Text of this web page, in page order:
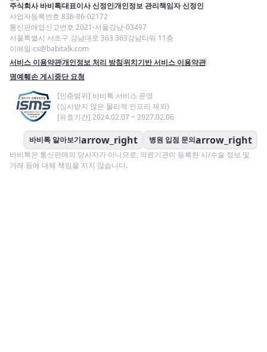
주식회사 바비톡대표이사 신정인개인정보 관리책임자 신정인
사업자등록번호 836-86-02172
통신판매업신고번호 2021-서울강남-03497
서울특별시 서초구 강남대로 363 363강남타워 11층
이메일 cs@babitalk.com
서비스 이용약관개인정보 처리 방침위치기반 서비스 이용약관
명예훼손 게시중단 요청
[인증범위] 바비톡 서비스 운영
(심사받지 않은 물리적 인프라 제외)
[유효기간] 2024.02.07 ~ 2027.02.06
바비톡 알아보기arrow_right 병원 입점 문의arrow_right
바비톡은 통신판매의 당사자가 아니므로, 의료기관이 등록한 시/수술 정보 및
거래 등에 대해 책임을 지지 않습니다.